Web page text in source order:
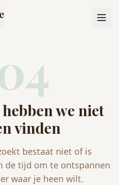
we niet
vinden
bestaat niet of is
de tijd om te ontspannen
waar je heen wilt.